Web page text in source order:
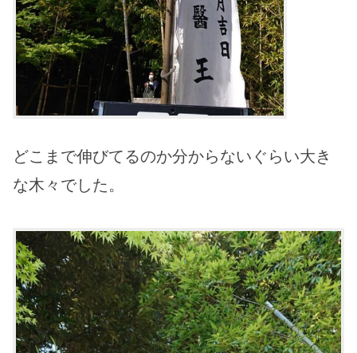
どこまで伸びてるのか分からないぐらい大き
な木々でした。